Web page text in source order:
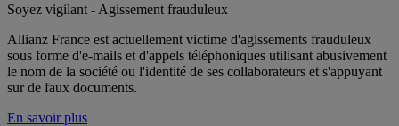
Soyez vigilant - Agissement frauduleux
Allianz France est actuellement victime d'agissements frauduleux
sous forme d'e-mails et d'appels téléphoniques utilisant abusivement
le nom de la société ou l'identité de ses collaborateurs et s'appuyant
sur de faux documents.
En savoir plus